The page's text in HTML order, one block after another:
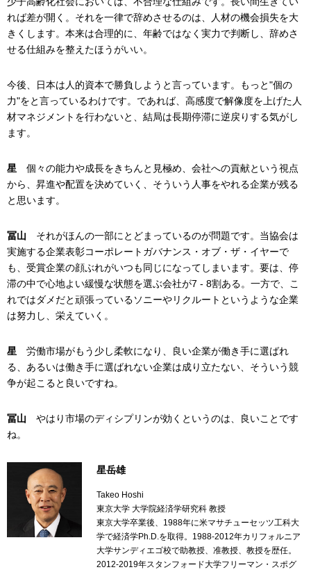
れば差が開く。それを一律で辞めさせるのは、人材の機会損失を大
きくします。本来は合理的に、年齢ではなく実力で判断し、辞めさ
せる仕組みを整えたほうがいい。
今後、日本は人的資本で勝負しようと言っています。もっと"個の
力"をと言っているわけです。であれば、高感度で解像度を上げた人
材マネジメントを行わないと、結局は長期停滞に逆戻りする気がし
ます。
星 個々の能力や成長をきちんと見極め、会社への貢献という視点
から、昇進や配置を決めていく、そういう人事をやれる企業が残る
と思います。
冨山 それがほんの一部にとどまっているのが問題です。当協会は
実施する企業表彰コーポレートガバナンス・オブ・ザ・イヤーで
も、受賞企業の顔ぶれがいつも同じになってしまいます。要は、停
滞の中で心地よい緩慢な状態を選ぶ会社が7 - 8割ある。一方で、こ
れではダメだと頑張っているソニーやリクルートというような企業
は努力し、栄えていく。
星 労働市場がもう少し柔軟になり、良い企業が働き手に選ばれ
る、あるいは働き手に選ばれない企業は成り立たない、そういう競
争が起こると良いですね。
冨山 やはり市場のディシプリンが効くというのは、良いことです
ね。
星岳雄
Takeo Hoshi
東京大学 大学院経済学研究科 教授
東京大学卒業後、1988年に米マサチューセッツ工科大
学で経済学Ph.D.を取得。1988-2012年カリフォルニア
大学サンディエゴ校で助教授、准教授、教授を歴任。
2012-2019年スタンフォード大学フリーマン・スポグ